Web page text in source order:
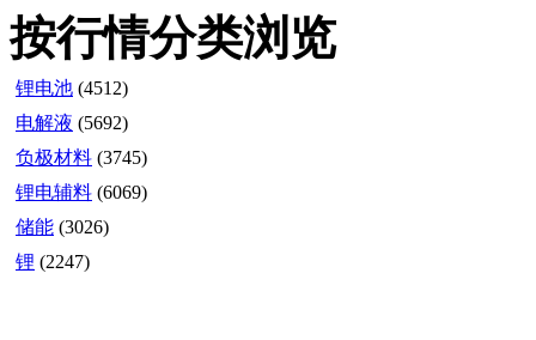
按行情分类浏览
锂电池 (4512)
电解液 (5692)
负极材料 (3745)
锂电辅料 (6069)
储能 (3026)
锂 (2247)